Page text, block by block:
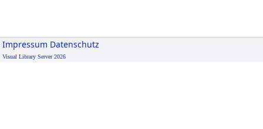
Impressum Datenschutz
Visual Library Server 2026